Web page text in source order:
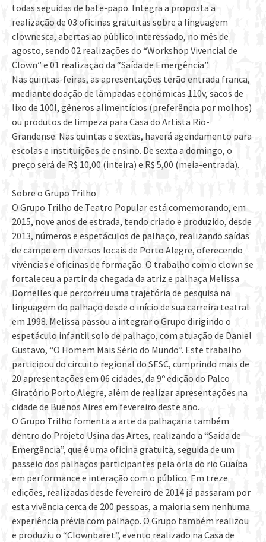
todas seguidas de bate-papo. Integra a proposta a
realização de 03 oficinas gratuitas sobre a linguagem
clownesca, abertas ao público interessado, no mês de
agosto, sendo 02 realizações do “Workshop Vivencial de
Clown” e 01 realização da “Saída de Emergência”.
Nas quintas-feiras, as apresentações terão entrada franca,
mediante doação de lâmpadas econômicas 110v, sacos de
lixo de 100l, gêneros alimentícios (preferência por molhos)
ou produtos de limpeza para Casa do Artista Rio-
Grandense. Nas quintas e sextas, haverá agendamento para
escolas e instituições de ensino. De sexta a domingo, o
preço será de R$ 10,00 (inteira) e R$ 5,00 (meia-entrada).
Sobre o Grupo Trilho
O Grupo Trilho de Teatro Popular está comemorando, em
2015, nove anos de estrada, tendo criado e produzido, desde
2013, números e espetáculos de palhaço, realizando saídas
de campo em diversos locais de Porto Alegre, oferecendo
vivências e oficinas de formação. O trabalho com o clown se
fortaleceu a partir da chegada da atriz e palhaça Melissa
Dornelles que percorreu uma trajetória de pesquisa na
linguagem do palhaço desde o início de sua carreira teatral
em 1998. Melissa passou a integrar o Grupo dirigindo o
espetáculo infantil solo de palhaço, com atuação de Daniel
Gustavo, “O Homem Mais Sério do Mundo”. Este trabalho
participou do circuito regional do SESC, cumprindo mais de
20 apresentações em 06 cidades, da 9º edição do Palco
Giratório Porto Alegre, além de realizar apresentações na
cidade de Buenos Aires em fevereiro deste ano.
O Grupo Trilho fomenta a arte da palhaçaria também
dentro do Projeto Usina das Artes, realizando a “Saída de
Emergência”, que é uma oficina gratuita, seguida de um
passeio dos palhaços participantes pela orla do rio Guaíba
em performance e interação com o público. Em treze
edições, realizadas desde fevereiro de 2014 já passaram por
esta vivência cerca de 200 pessoas, a maioria sem nenhuma
experiência prévia com palhaço. O Grupo também realizou
e produziu o “Clownbaret”, evento realizado na Casa de